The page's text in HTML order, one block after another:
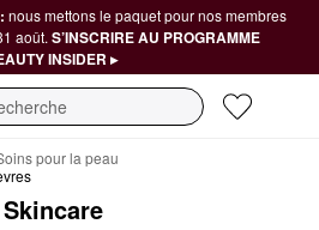
nous mettons le paquet pour nos membres
août. S’INSCRIRE AU PROGRAMME
INSIDER ▸
pour la peau